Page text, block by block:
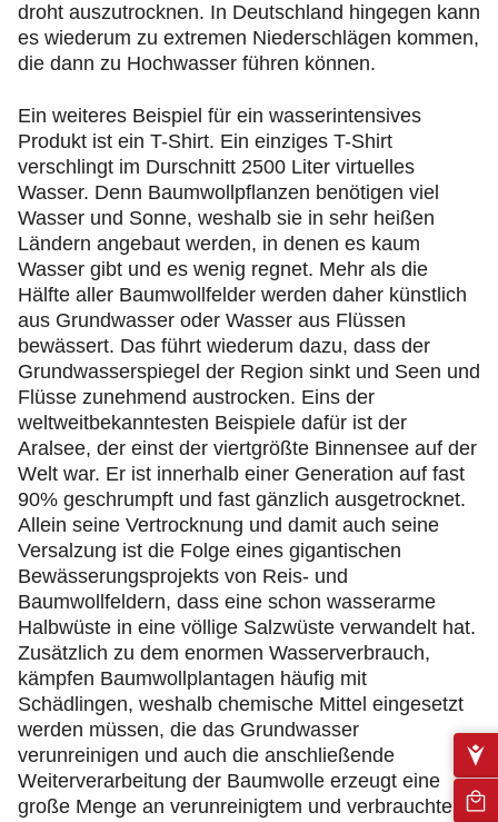
droht auszutrocknen. In Deutschland hingegen kann
es wiederum zu extremen Niederschlägen kommen,
die dann zu Hochwasser führen können.
Ein weiteres Beispiel für ein wasserintensives
Produkt ist ein T-Shirt. Ein einziges T-Shirt
verschlingt im Durschnitt 2500 Liter virtuelles
Wasser. Denn Baumwollpflanzen benötigen viel
Wasser und Sonne, weshalb sie in sehr heißen
Ländern angebaut werden, in denen es kaum
Wasser gibt und es wenig regnet. Mehr als die
Hälfte aller Baumwollfelder werden daher künstlich
aus Grundwasser oder Wasser aus Flüssen
bewässert. Das führt wiederum dazu, dass der
Grundwasserspiegel der Region sinkt und Seen und
Flüsse zunehmend austrocken. Eins der
weltweitbekanntesten Beispiele dafür ist der
Aralsee, der einst der viertgrößte Binnensee auf der
Welt war. Er ist innerhalb einer Generation auf fast
90% geschrumpft und fast gänzlich ausgetrocknet.
Allein seine Vertrocknung und damit auch seine
Versalzung ist die Folge eines gigantischen
Bewässerungsprojekts von Reis- und
Baumwollfeldern, dass eine schon wasserarme
Halbwüste in eine völlige Salzwüste verwandelt hat.
Zusätzlich zu dem enormen Wasserverbrauch,
kämpfen Baumwollplantagen häufig mit
Schädlingen, weshalb chemische Mittel eingesetzt
werden müssen, die das Grundwasser
verunreinigen und auch die anschließende
Weiterverarbeitung der Baumwolle erzeugt eine
große Menge an verunreinigtem und verbrauchtem